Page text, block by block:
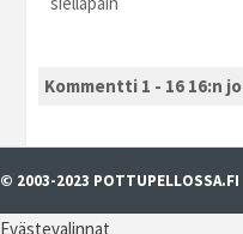
Kommentti 1 - 16 16:n
© 2003-2023 POTTUPELLOSSA.FI
Evästevalinnat